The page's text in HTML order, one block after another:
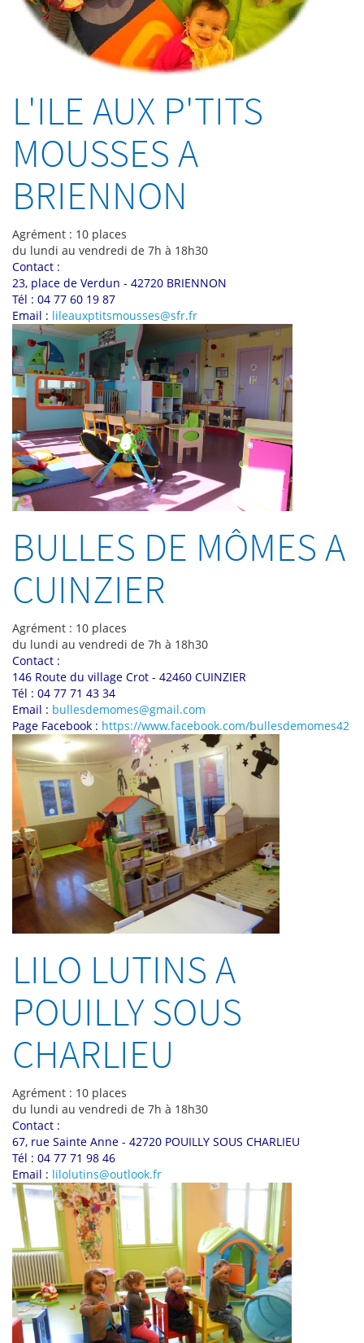
L'ILE AUX P'TITS
MOUSSES A
BRIENNON
Agrément : 10 places
du lundi au vendredi de 7h à 18h30
Contact :
23, place de Verdun - 42720 BRIENNON
Tél : 04 77 60 19 87
Email : lileauxptitsmousses@sfr.fr
BULLES DE MÔMES A
CUINZIER
Agrément : 10 places
du lundi au vendredi de 7h à 18h30
Contact :
146 Route du village Crot - 42460 CUINZIER
Tél : 04 77 71 43 34
Email : bullesdemomes@gmail.com
Page Facebook : https://www.facebook.com/bullesdemomes42
LILO LUTINS A
POUILLY SOUS
CHARLIEU
Agrément : 10 places
du lundi au vendredi de 7h à 18h30
Contact :
67, rue Sainte Anne - 42720 POUILLY SOUS CHARLIEU
Tél : 04 77 71 98 46
Email : lilolutins@outlook.fr